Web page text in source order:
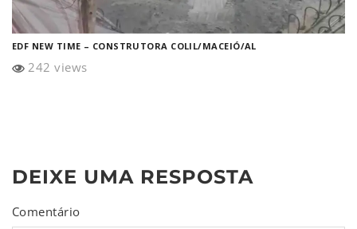
EDF NEW TIME – CONSTRUTORA COLIL/MACEIÓ/AL
242 views
DEIXE UMA RESPOSTA
Comentário